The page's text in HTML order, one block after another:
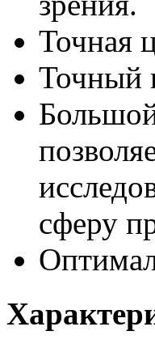
Точная
Точный
сферу